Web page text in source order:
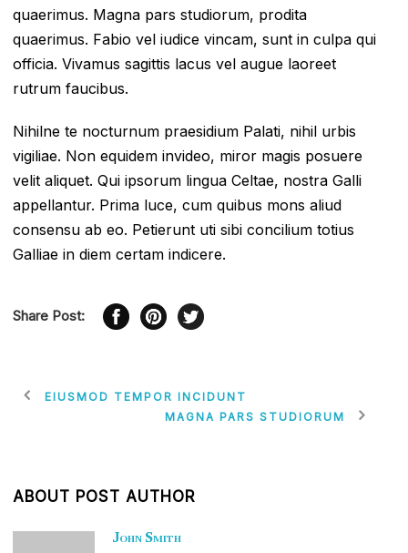
quaerimus. Magna pars studiorum, prodita
quaerimus. Fabio vel iudice vincam, sunt in culpa qui
officia. Vivamus sagittis lacus vel augue laoreet
rutrum faucibus.
Nihilne te nocturnum praesidium Palati, nihil urbis
vigiliae. Non equidem invideo, miror magis posuere
velit aliquet. Qui ipsorum lingua Celtae, nostra Galli
appellantur. Prima luce, cum quibus mons aliud
consensu ab eo. Petierunt uti sibi concilium totius
Galliae in diem certam indicere.
Share Post:
EIUSMOD TEMPOR INCIDUNT
MAGNA PARS STUDIORUM
ABOUT POST AUTHOR
John Smith